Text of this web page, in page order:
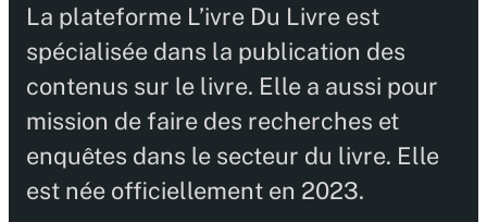
La plateforme L’ivre Du Livre est
spécialisée dans la publication des
contenus sur le livre. Elle a aussi pour
mission de faire des recherches et
enquêtes dans le secteur du livre. Elle
est née officiellement en 2023.